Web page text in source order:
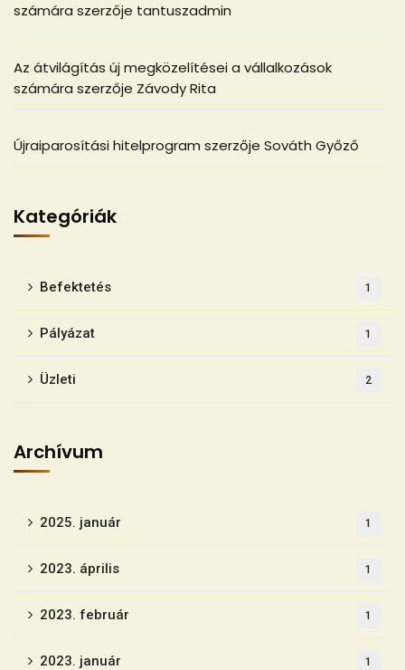
számára szerzője tantuszadmin
Az átvilágítás új megközelítései a vállalkozások
számára szerzője Závody Rita
Újraiparosítási hitelprogram szerzője Sováth Győző
Kategóriák
Befektetés 1
Pályázat 1
Üzleti 2
Archívum
2025. január 1
2023. április 1
2023. február 1
2023. január 1